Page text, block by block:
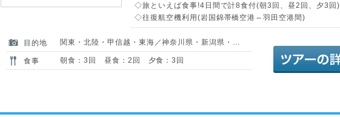
◇旅といえば食事!4日間で計8食付(朝3回、昼2回、夕3回)
◇往復航空機利用(岩国錦帯橋空港⇔羽田空港間)
目的地 関東・北陸・甲信越・東海／神奈川県・新潟県・富山県・山梨県・長野県・岐阜県
食事 朝食：3回 昼食：2回 夕食：3回